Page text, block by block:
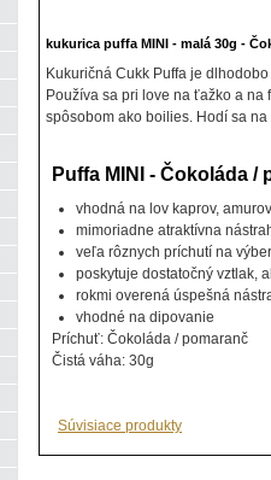
kukurica puffa MINI - malá 30g -
Kukuričná Cukk Puffa je
Používa sa pri love na ťažko a
spôsobom ako boilies. Hodí sa
Puffa MINI - Čokoláda /
vhodná na lov kaprov,
mimoriadne atraktívna
veľa rôznych príchutí na výber
poskytuje dostatočný vztlak,
rokmi overená úspešná
vhodné na dipovanie
Príchuť: Čokoláda / pomaranč
Čistá váha: 30g
Súvisiace produkty